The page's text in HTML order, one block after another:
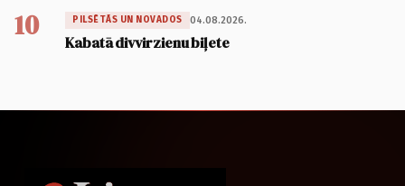
10 PILSĒTĀS UN NOVADOS 04.08.2026.
Kabatā divvirzienu biļete